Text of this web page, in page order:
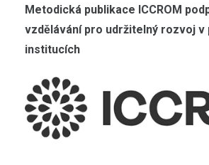
Metodická publikace ICCROM
vzdělávání pro udržitelný rozvoj v
institucích